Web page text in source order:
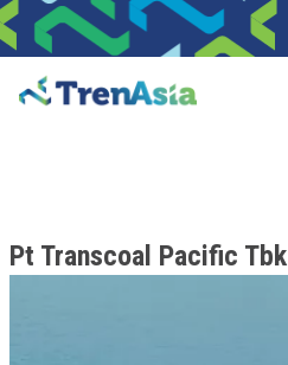
Home
Pt Transcoal Pacific Tbk